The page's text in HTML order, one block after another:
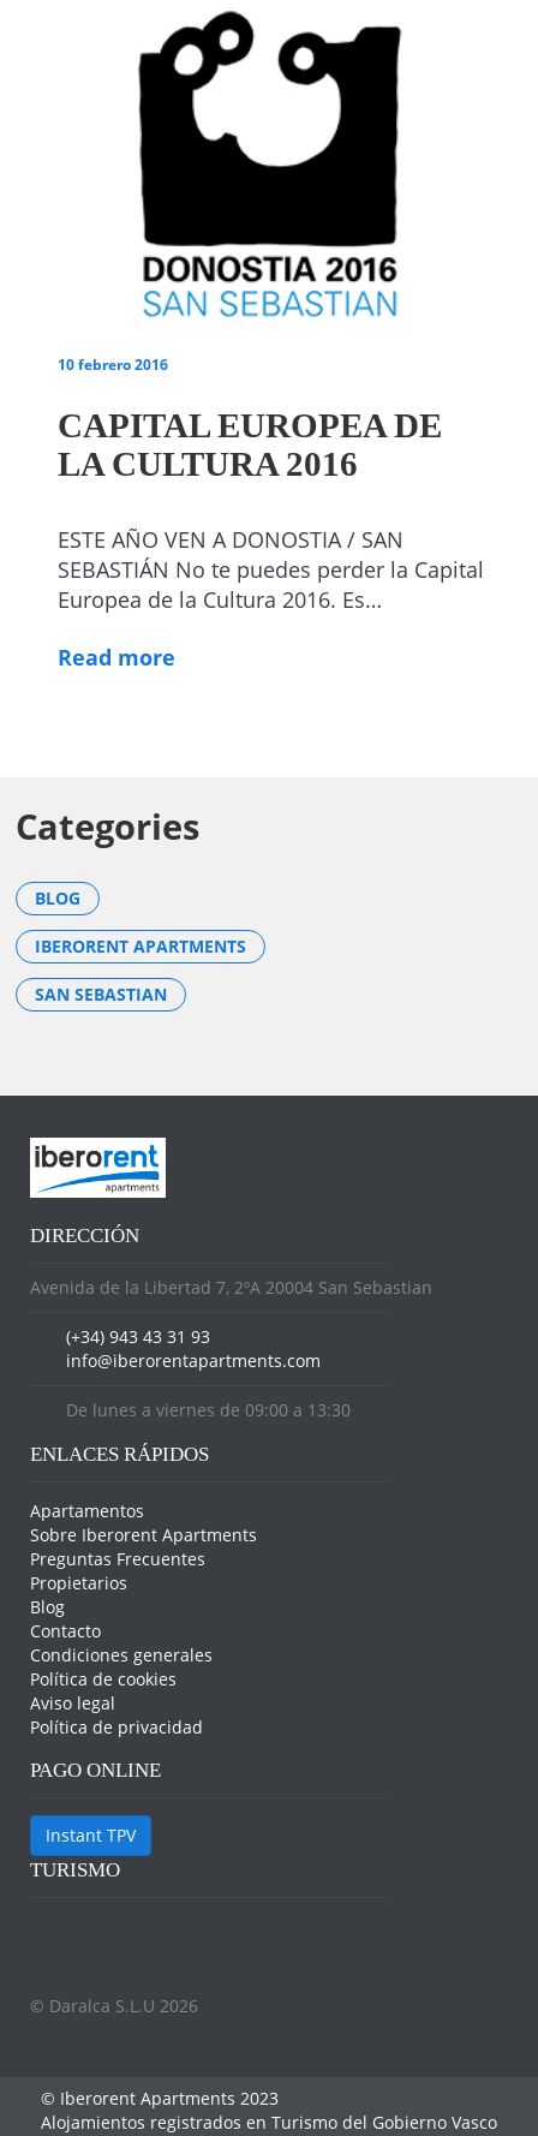
10 febrero 2016
CAPITAL EUROPEA DE
LA CULTURA 2016
ESTE AÑO VEN A DONOSTIA / SAN
SEBASTIÁN No te puedes perder la Capital
Europea de la Cultura 2016. Es…
Read more
Categories
BLOG
IBERORENT APARTMENTS
SAN SEBASTIAN
DIRECCIÓN
Avenida de la Libertad 7, 2ºA 20004 San Sebastian
(+34) 943 43 31 93
info@iberorentapartments.com
De lunes a viernes de 09:00 a 13:30
ENLACES RÁPIDOS
Apartamentos
Sobre Iberorent Apartments
Preguntas Frecuentes
Propietarios
Blog
Contacto
Condiciones generales
Política de cookies
Aviso legal
Política de privacidad
PAGO ONLINE
Instant TPV
TURISMO
© Daralca S.L.U 2026
© Iberorent Apartments 2023
Alojamientos registrados en Turismo del Gobierno Vasco